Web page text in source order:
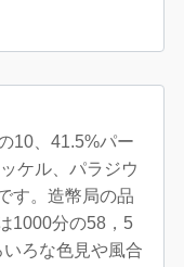
10、41.5%パー
ケル、パラジウ
す。造幣局の品
1000分の58，5
ろな色見や風合